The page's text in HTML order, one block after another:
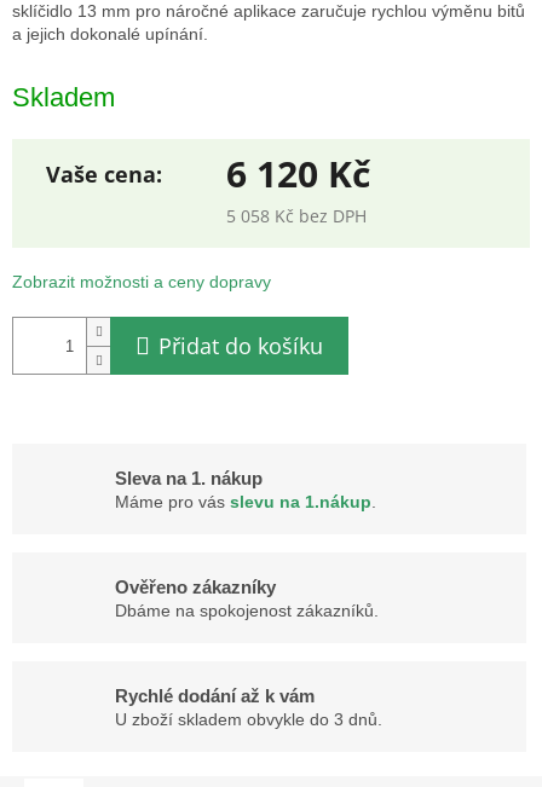
sklíčidlo 13 mm pro náročné aplikace zaručuje rychlou výměnu bitů
a jejich dokonalé upínání.
Skladem
6 120 Kč
5 058 Kč bez DPH
cena:
Zobrazit možnosti a ceny dopravy
Přidat do košíku
Sleva na 1. nákup
Máme pro vás slevu na 1.nákup
Ověřeno zákazníky
Dbáme na spokojenost zákazníků.
Rychlé dodání až k vám
U zboží skladem obvykle do 3 dnů.